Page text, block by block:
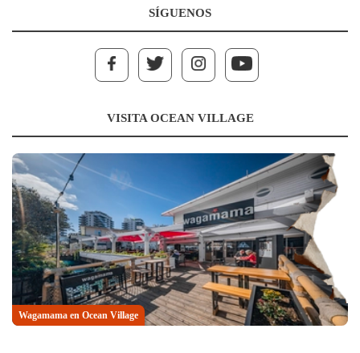
SÍGUENOS
VISITA OCEAN VILLAGE
Wagamama en Ocean Village